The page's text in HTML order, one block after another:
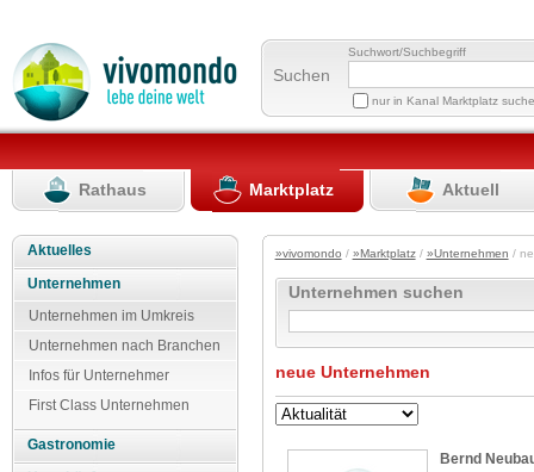
Suchen
Suchwort/Suchbegriff
nur in Kanal Marktplatz
Rathaus Marktplatz Aktuell
Aktuelles
Unternehmen
Unternehmen im Umkreis
Unternehmen nach Branchen
Infos für Unternehmer
First Class Unternehmen
Gastronomie
»vivomondo / »Marktplatz/ »Unternehmen /
Unternehmen suchen
neue Unternehmen
Bernd